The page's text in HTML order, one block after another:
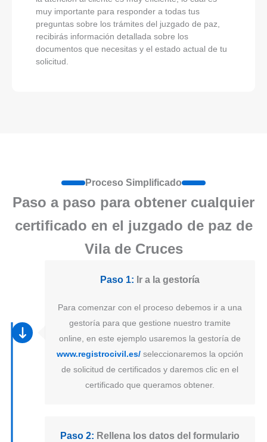
muy importante para responder a todas tus
preguntas sobre los trámites del juzgado de paz,
recibirás información detallada sobre los
documentos que necesitas y el estado actual de tu
solicitud.
Proceso Simplificado
Paso a paso para obtener cualquier
certificado en el juzgado de paz de
Vila de Cruces
Paso 1: Ir a la gestoría
Para comenzar con el proceso debemos ir a una
gestoría para que gestione nuestro tramite
online, en este ejemplo usaremos la gestoría de
www.registrocivil.es/ seleccionaremos la opción
de solicitud de certificados y daremos clic en el
certificado que queramos obtener.
Paso 2: Rellena los datos del formulario